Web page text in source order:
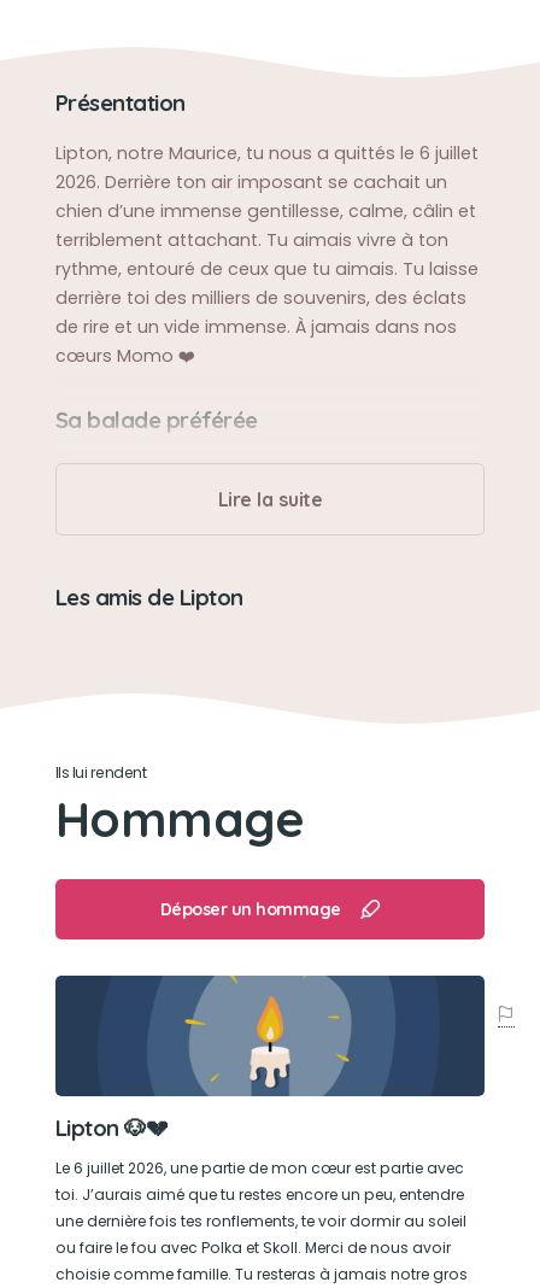
Présentation
Lipton, notre Maurice, tu nous a quittés le 6 juillet
2026. Derrière ton air imposant se cachait un
chien d’une immense gentillesse, calme, câlin et
terriblement attachant. Tu aimais vivre à ton
rythme, entouré de ceux que tu aimais. Tu laisse
derrière toi des milliers de souvenirs, des éclats
de rire et un vide immense. À jamais dans nos
cœurs Momo ❤️
Sa balade préférée
Les balades, ce n’était pas son truc. Il préférait
ronfler et se prélasser en plein soleil, même
quand il n’avait pas le droit. 😅
Sa bêtise préférée
télécommandes n’étaient pas à l’abri 😬🙊
Son caractère
Calme, câlin, têtu et attachant. Il adorait sa
tranquillité, mais avait aussi ses petits moments
de folie 🥹🥹
Son jouet préféré
Pas de jouet préféré. Il aimait sa tranquillité, jouer
avec Polka, sa sœur chien , et Skoll, son copain
chat, lors de ses 5 minutes de folie 🐾💙
Lire la suite
Les amis de Lipton
Ils lui rendent
Hommage
Déposer un hommage
Lipton 🐶💔
Le 6 juillet 2026, une partie de mon cœur est partie avec
toi. J’aurais aimé que tu restes encore un peu, entendre
une dernière fois tes ronflements, te voir dormir au soleil
ou faire le fou avec Polka et Skoll. Merci de nous avoir
choisie comme famille. Tu resteras à jamais notre gros